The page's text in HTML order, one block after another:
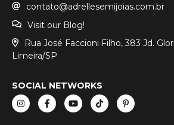
contato@adrellesemijoias.com.br
Visit our Blog!
Rua José Faccioni Filho, 383 Jd.
Limeira/SP
SOCIAL NETWORKS